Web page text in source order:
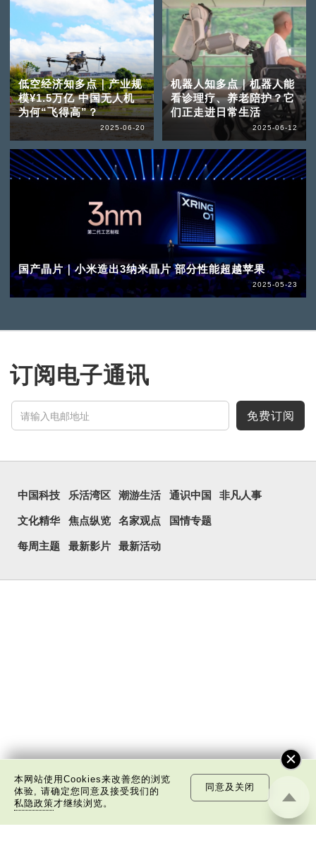
低空经济知多点｜产业规
模¥1.5万亿 中国无人机
为何“飞得高”？
2025-06-20
机器人知多点｜机器人能
看诊理疗、养老陪护？它
们正走进日常生活
2025-06-12
国产晶片｜小米造出3纳米晶片 部分性能超越苹果
2025-05-23
订阅电子通讯
免费订阅
中国科技 乐活湾区 潮游生活 通识中国 非凡人事
文化精华 焦点纵览 名家观点 国情专题
每周主题 最新影片 最新活动
本网站使用Cookies来改善您的浏览
体验, 请确定您同意及接受我们的
私隐政策才继续浏览。
同意及关闭